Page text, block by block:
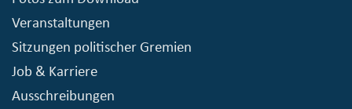
Veranstaltungen
Sitzungen politischer Gremien
Job & Karriere
Ausschreibungen